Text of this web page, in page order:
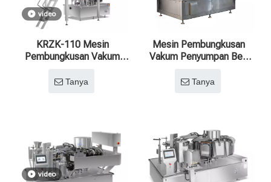
yang cekap, mesin ini memastikan standard kualiti, kecekapan
dan produktiviti tertinggi dalam proses pembungkusan
diperibadikan yang selaras dengan keperluan pembungkusan
makanan anda！
video
KRZK-110 Mesin
Pembungkusan Vakum
Tinggi untuk Penyelesaian
Tanya
Mesin Pembungkusan
Vakum Penyumpan Beg
Pengawetan Makanan
Tanya
video